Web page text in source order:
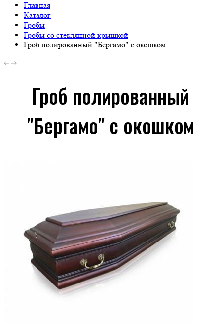
Главная
Каталог
Гробы
Гробы со стеклянной крышкой
Гроб полированный "Бергамо" с окошком
Гроб полированный
"Бергамо" с окошком